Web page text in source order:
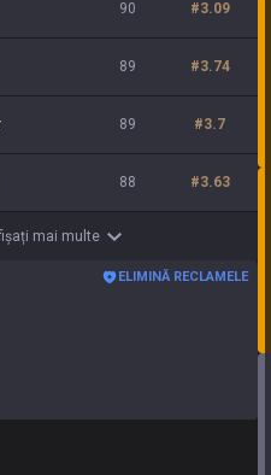
90 #3.09
89 #3.74
89 #3.7
88 #3.63
mai multe
ELIMINĂ RECLAMELE